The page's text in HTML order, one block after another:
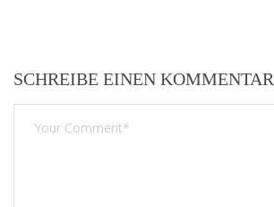
SCHREIBE EINEN KOMMENTAR